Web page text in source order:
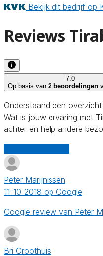
Bekijk dit bedrijf op
Reviews
7.0
Op basis van 2 beoordelingen
Onderstaand een
Wat is jouw ervaring met
achter en help andere
Peter Marijnissen
11-10-2018 op Google
Google review van Peter
Bri Groothuis